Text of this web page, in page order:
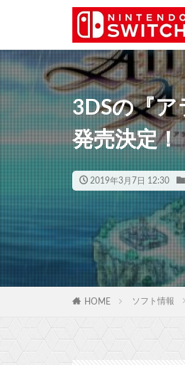
3DSの『
発売決定！
2019年3月7日 12:30
HOME ソフト情報